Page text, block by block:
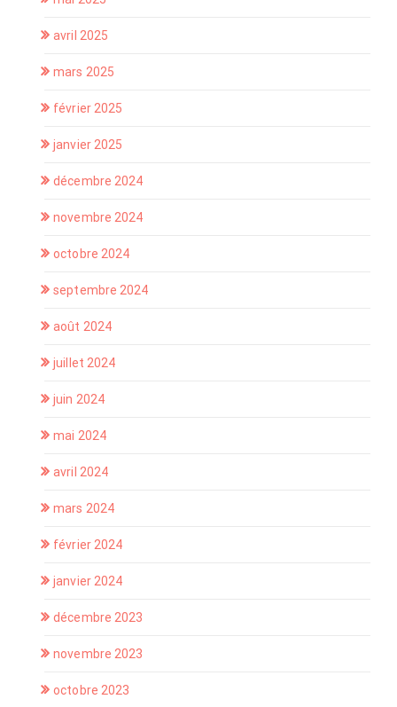
avril 2025
mars 2025
février 2025
janvier 2025
décembre 2024
novembre 2024
octobre 2024
septembre 2024
août 2024
juillet 2024
juin 2024
mai 2024
avril 2024
mars 2024
février 2024
janvier 2024
décembre 2023
novembre 2023
octobre 2023